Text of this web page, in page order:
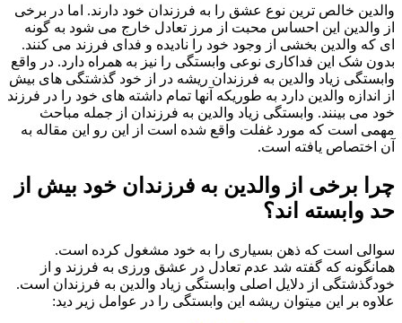
خالص ترین نوع عشق را به فرزندان خود دارند. اما در برخی
این احساس محبت از مرز تعادل خارج می شود به گونه
والدین بخشی از وجود خود را نادیده و فدای فرزند می کنند.
شک این فداکاری نوعی وابستگی را نیز به همراه دارد. در واقع
زیاد والدین به فرزندان ریشه در از خود گذشتگی های بیش
والدین دارد به طوریکه آنها تمام داشته های خود را در فرزند
بینند. وابستگی زیاد والدین به فرزندان از جمله مباحث
است که مورد غفلت واقع شده است از این رو این مقاله به
یافته است.
برخی از والدین به فرزندان خود بیش از
اند؟
است که ذهن بسیاری را به خود مشغول کرده است.
که گفته شد عدم تعادل در عشق ورزی به فرزند و از
از دلایل اصلی وابستگی زیاد والدین به فرزندان است.
بر این میتوان ریشه این وابستگی را در عوامل زیر دید: